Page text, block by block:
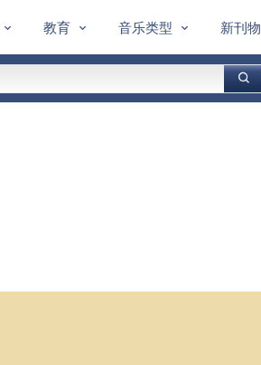
教育 音乐类型 新刊物